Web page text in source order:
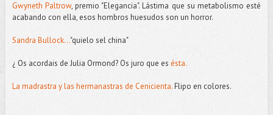
Gwyneth Paltrow, premio "Elegancia". Lástima que su metabolismo esté
acabando con ella, esos hombros huesudos son un horror.
Sandra Bullock..."quielo sel china"
¿ Os acordais de Julia Ormond? Os juro que es ésta.
La madrastra y las hermanastras de Cenicienta.Flipo en colores.